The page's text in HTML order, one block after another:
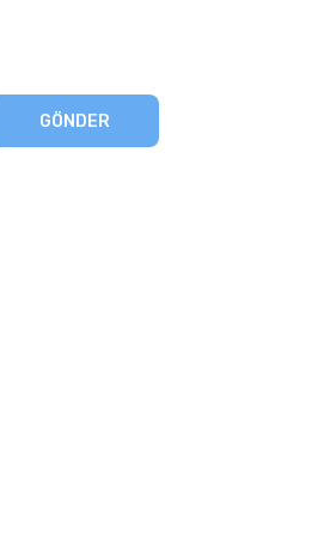
GÖNDER